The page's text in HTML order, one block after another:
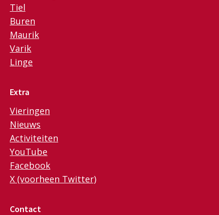
Tiel
Buren
Maurik
Varik
Linge
Extra
Vieringen
Nieuws
Activiteiten
YouTube
Facebook
X (voorheen Twitter)
Contact